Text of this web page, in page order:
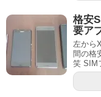
格安
要ア
左から
間の格
笑 SIM